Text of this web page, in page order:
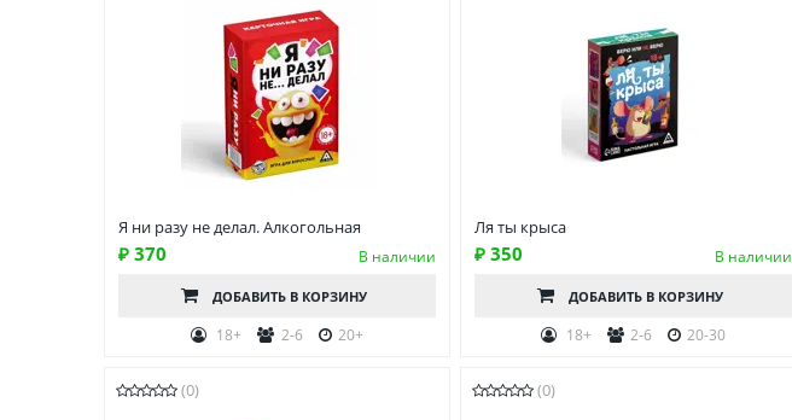
Я ни разу не делал. Алкогольная
₽ 370 В наличии
ДОБАВИТЬ В КОРЗИНУ
18+ 2-6 20+
Ля ты крыса
₽ 350 В наличии
ДОБАВИТЬ В КОРЗИНУ
18+ 2-6 20-30
(0) (0)